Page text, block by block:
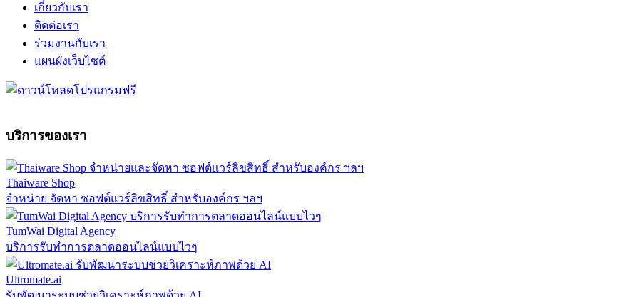
เกี่ยวกับเรา
ติดต่อเรา
ร่วมงานกับเรา
แผนผังเว็บไซต์
บริการของเรา
Thaiware Shop
จำหน่าย จัดหา ซอฟต์แวร์ลิขสิทธิ์ สำหรับองค์กร ฯลฯ
TumWai Digital Agency
บริการรับทำการตลาดออนไลน์แบบไวๆ
Ultromate.ai